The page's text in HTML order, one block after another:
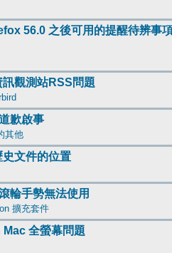
56.0 之後可用的提醒待辨事
觀測站RSS問題
歉啟事
其他
史文件的位置
輪手勢無法使用
擴充套件
全螢幕問題